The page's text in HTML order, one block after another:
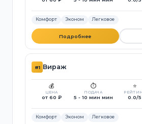
Комфорт Эконом Легковое
Подробнее
#1 Вираж
💰
ЦЕНА
от 60 ₽
⏱️
ПОДАЧА
5 - 10 мин мин
⭐
0.0/5
Комфорт Эконом Легковое